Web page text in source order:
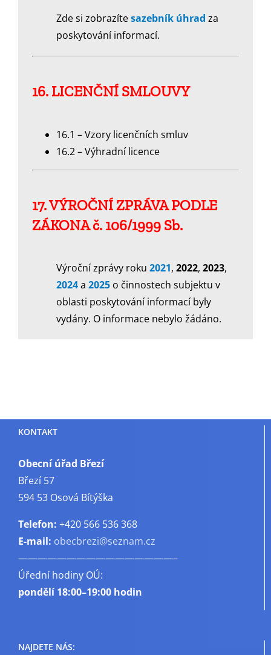
Zde si zobrazítesazebník úhrad za
poskytování informací.
16. LICENČNÍ SMLOUVY
16.1 – Vzory licenčních smluv
16.2 – Výhradní licence
17.VÝROČNÍ ZPRÁVA PODLE
ZÁKONA č. 106/1999 Sb.
Výroční zprávy roku 2021, 2022, 2023,
2024a 2025o činnostech subjektu v
oblasti poskytování informací byly
vydány. O informace nebylo žádáno.
KONTAKT
Obecní úřad Březí
Březí 57
594 53 Osová Bítýška
Telefon: +420 566 536 368
E-mail: obecbrezi@seznam.cz
————————————————–
Úřední hodiny OÚ:
pondělí18:00–19:00 hodin
NAJDETE NÁS: